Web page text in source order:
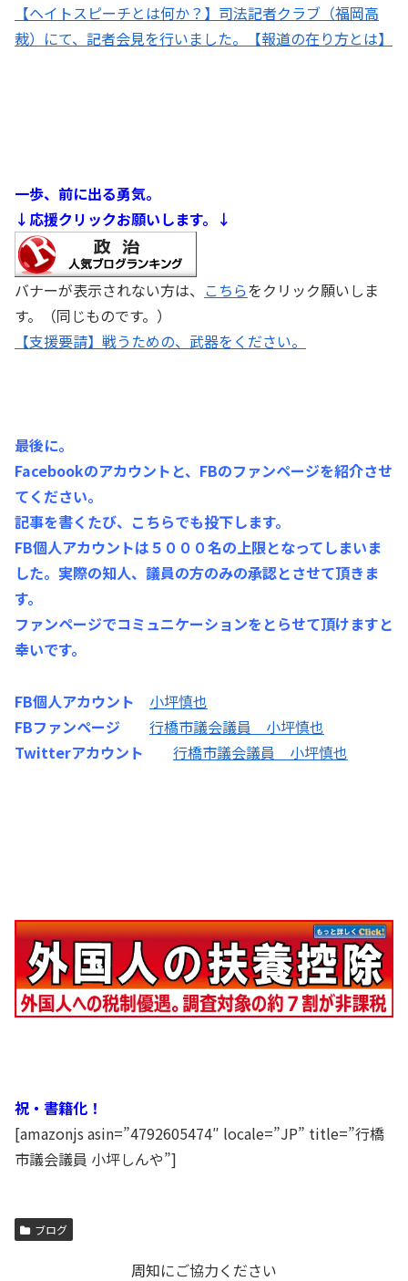
【ヘイトスピーチとは何か？】司法記者クラブ（福岡高
裁）にて、記者会見を行いました。【報道の在り方とは】
一歩、前に出る勇気。
↓応援クリックお願いします。↓
バナーが表示されない方は、 こちらをクリック願いしま
す。（同じものです。）
【支援要請】戦うための、武器をください。
最後に。
Facebookのアカウントと、FBのファンページを紹介させ
てください。
記事を書くたび、こちらでも投下します。
FB個人アカウントは５０００名の上限となってしまいま
した。実際の知人、議員の方のみの承認とさせて頂きま
す。
ファンページでコミュニケーションをとらせて頂けますと
幸いです。
FB個人アカウント
小坪慎也
FBファンページ
行橋市議会議員 小坪慎也
Twitterアカウント
行橋市議会議員 小坪慎也
祝・書籍化！
[amazonjs asin=”4792605474″ locale=”JP” title=”行橋
市議会議員 小坪しんや”]
ブログ
周知にご協力ください